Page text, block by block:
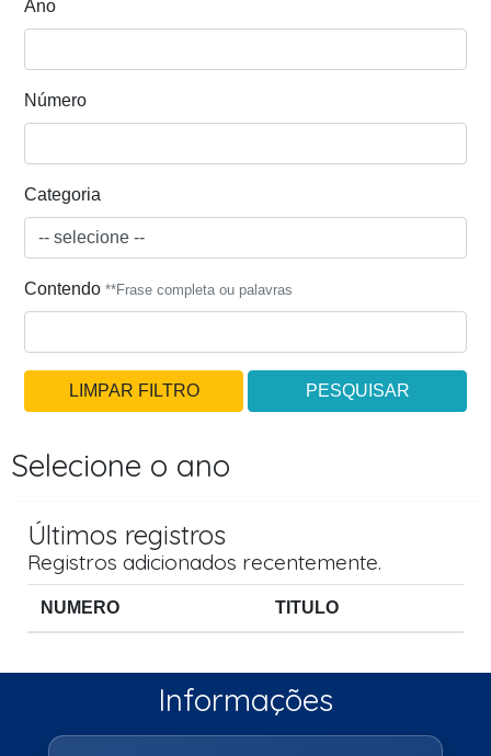
Ano
Número
Categoria
Contendo **Frase completa ou palavras
LIMPAR FILTRO PESQUISAR
Selecione o ano
Últimos registros
Registros adicionados recentemente.
NUMERO TITULO
Informações